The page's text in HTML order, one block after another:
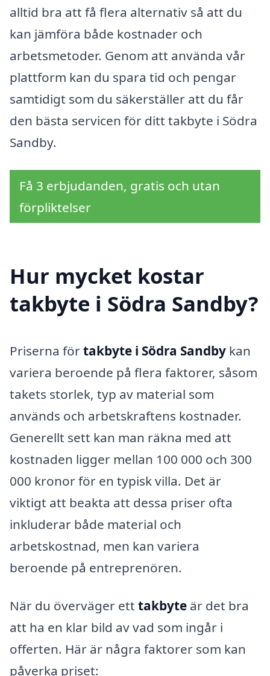
alltid bra att få flera alternativ så att du
kan jämföra både kostnader och
arbetsmetoder. Genom att använda vår
plattform kan du spara tid och pengar
samtidigt som du säkerställer att du får
den bästa servicen för ditt takbyte i Södra
Sandby.
Få 3 erbjudanden, gratis och utan
förpliktelser
Hur mycket kostar
takbyte i Södra Sandby?
Priserna förtakbyte i Södra Sandby kan
variera beroende på flera faktorer, såsom
takets storlek, typ av material som
används och arbetskraftens kostnader.
Generellt sett kan man räkna med att
kostnaden ligger mellan 100 000 och 300
000 kronor för en typisk villa. Det är
viktigt att beakta att dessa priser ofta
inkluderar både material och
arbetskostnad, men kan variera
beroende på entreprenören.
När du överväger ett takbyte är det bra
att ha en klar bild av vad som ingår i
offerten. Här är några faktorer som kan
påverka priset: